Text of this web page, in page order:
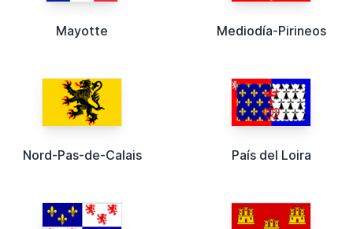
Mayotte Mediodía-Pirineos
Nord-Pas-de-Calais País del Loira